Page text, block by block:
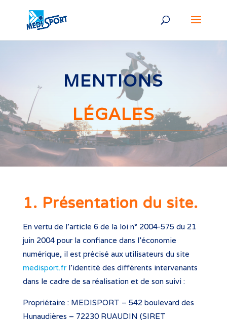
MENTIONS
LÉGALES
1. Présentation du site.
En vertu de l’article 6 de la loi n° 2004-575 du 21
juin 2004 pour la confiance dans l’économie
numérique, il est précisé aux utilisateurs du site
medisport.frl’identité des différents intervenants
dans le cadre de sa réalisation et de son suivi :
Propriétaire : MEDISPORT – 542 boulevard des
Hunaudières – 72230 RUAUDIN (SIRET